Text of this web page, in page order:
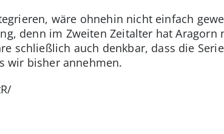
wäre ohnehin nicht einfach
denn im Zweiten Zeitalter hat Aragorn
schließlich auch denkbar, dass die
wir bisher annehmen.